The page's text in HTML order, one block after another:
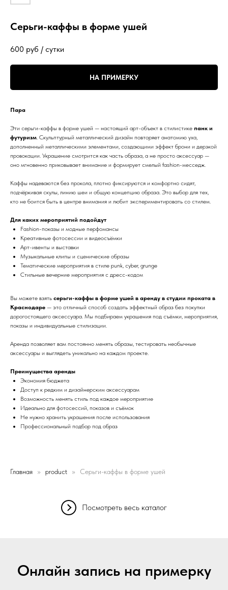
Серьги-каффы в форме ушей
600 руб / сутки
НА ПРИМЕРКУ
Пара
Эти серьги-каффы в форме ушей — настоящий арт-объект в стилистике панк и
футуризм. Скульптурный металлический дизайн повторяет анатомию уха,
дополненный металлическими элементами, создающими эффект брони и дерзкой
провокации. Украшение смотрится как часть образа, а не просто аксессуар —
оно мгновенно приковывает внимание и формирует смелый fashion-месседж.
Каффы надеваются без прокола, плотно фиксируются и комфортно сидят,
подчёркивая скулы, линию шеи и общую концепцию образа. Это выбор для тех,
кто не боится быть в центре внимания и любит экспериментировать со стилем.
Для каких мероприятий подойдут
Fashion-показы и модные перфомансы
Креативные фотосессии и видеосъёмки
Арт-ивенты и выставки
Музыкальные клипы и сценические образы
Тематические мероприятия в стиле punk, cyber, grunge
Стильные вечерние мероприятия с дресс-кодом
Вы можете взять серьги-каффы в форме ушей в аренду в студии проката в
Краснодаре — это отличный способ создать эффектный образ без покупки
дорогостоящего аксессуара. Мы подбираем украшения под съёмки, мероприятия,
показы и индивидуальные стилизации.
Аренда позволяет вам постоянно менять образы, тестировать необычные
аксессуары и выглядеть уникально на каждом проекте.
Преимущества аренды
Экономия бюджета
Доступ к редким и дизайнерским аксессуарам
Возможность менять стиль под каждое мероприятие
Идеально для фотосессий, показов и съёмок
Не нужно хранить украшения после использования
Профессиональный подбор под образ
Главная product Серьги-каффы в форме ушей
Посмотреть весь каталог
Онлайн запись на примерку